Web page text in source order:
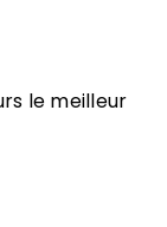
le meilleur